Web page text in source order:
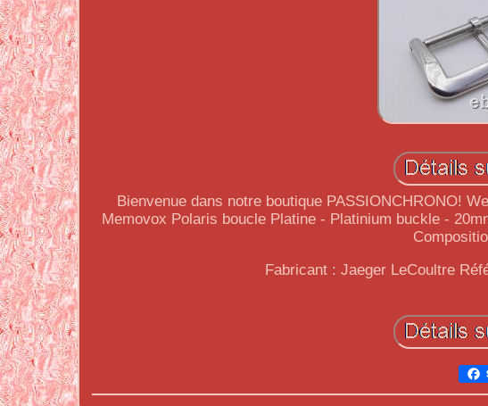
Bienvenue dans notre boutique PASSIONCHRONO!
Memovox Polaris boucle Platine - Platinium buckle -
Fabricant : Jaeger LeCoultre